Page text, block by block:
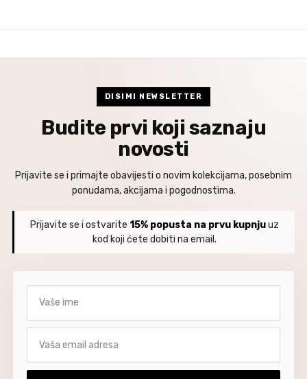
DISIMI NEWSLETTER
Budite prvi koji saznaju
novosti
Prijavite se i primajte obavijesti o novim kolekcijama, posebnim
ponudama, akcijama i pogodnostima.
Prijavite se i ostvarite 15% popusta na prvu kupnjuuz
kod koji ćete dobiti na email.